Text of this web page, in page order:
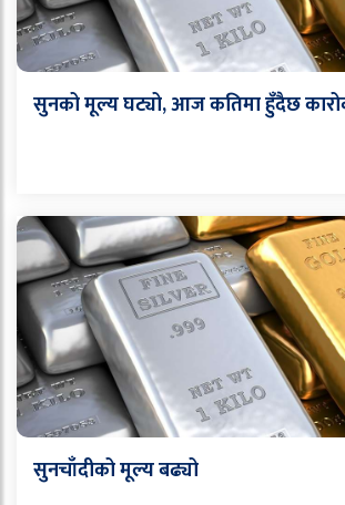
सुनको मूल्य घट्यो, आज कतिमा हुँदैछ
सुनचाँदीको मूल्य बढ्यो